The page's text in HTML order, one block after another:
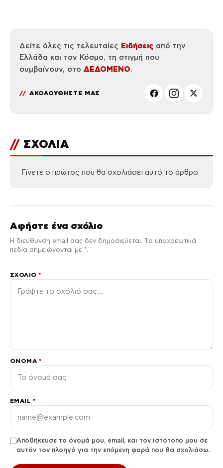
Δείτε όλες τις τελευταίες Ειδήσεις από την
Ελλάδα και τον Κόσμο, τη στιγμή που
συμβαίνουν, στο ΔΕΔΟΜΕΝΟ.
ΑΚΟΛΟΥΘΗΣΤΕ ΜΑΣ
// ΣΧΟΛΙΑ
Γίνετε ο πρώτος που θα σχολιάσει αυτό το άρθρο.
Αφήστε ένα σχόλιο
Η διεύθυνση email σας δεν δημοσιεύεται. Τα υποχρεωτικά
πεδία σημειώνονται με *.
ΣΧΌΛΙΟ*
ΌΝΟΜΑ *
EMAIL *
Αποθήκευσε το όνομά μου, email, και τον ιστότοπο μου σε
αυτόν τον πλοηγό για την επόμενη φορά που θα σχολιάσω.